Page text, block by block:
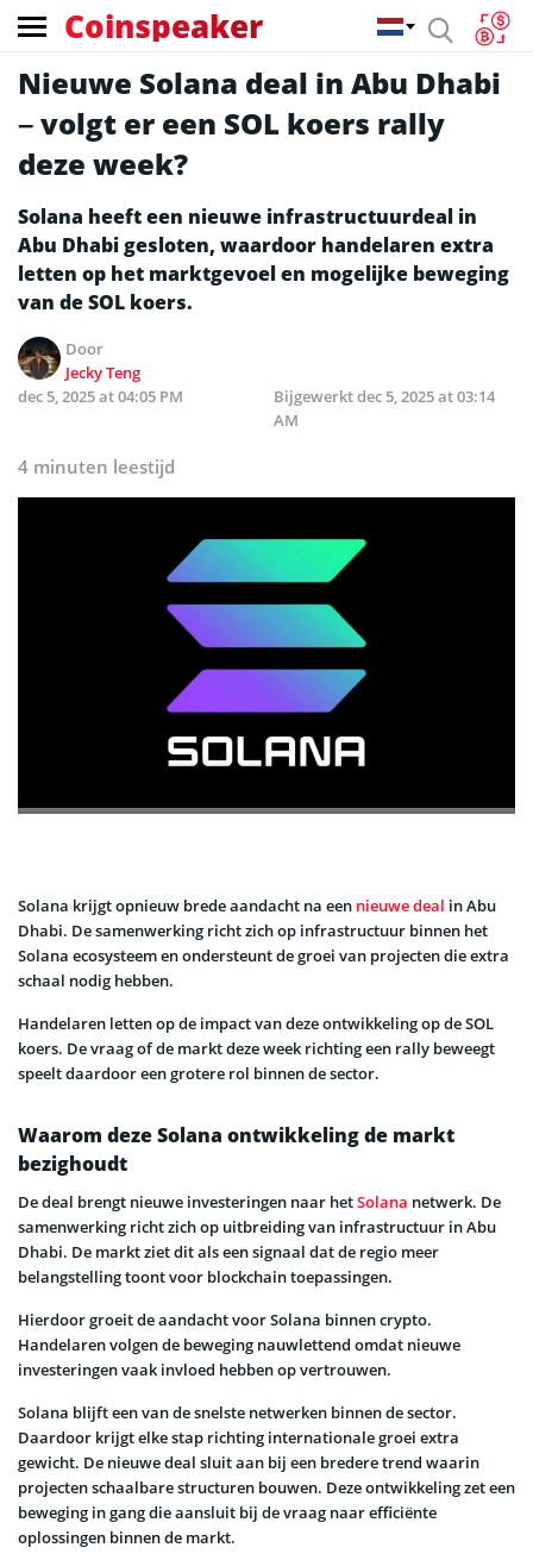
Coinspeaker
Nieuwe Solana deal in Abu Dhabi
– volgt er een SOL koers rally
deze week?
Solana heeft een nieuwe infrastructuurdeal in
Abu Dhabi gesloten, waardoor handelaren extra
letten op het marktgevoel en mogelijke beweging
van de SOL koers.
Door
Jecky Teng
dec 5, 2025 at 04:05 PM
Bijgewerktdec 5, 2025 at 03:14
AM
4 minuten leestijd
Solana krijgt opnieuw brede aandacht na een nieuwe deal in Abu
Dhabi. De samenwerking richt zich op infrastructuur binnen het
Solana ecosysteem en ondersteunt de groei van projecten die extra
schaal nodig hebben.
Handelaren letten op de impact van deze ontwikkeling op de SOL
koers. De vraag of de markt deze week richting een rally beweegt
speelt daardoor een grotere rol binnen de sector.
Waarom deze Solana ontwikkeling de markt
bezighoudt
De deal brengt nieuwe investeringen naar hetSolana netwerk. De
samenwerking richt zich op uitbreiding van infrastructuur in Abu
Dhabi. De markt ziet dit als een signaal dat de regio meer
belangstelling toont voor blockchain toepassingen.
Hierdoor groeit de aandacht voor Solana binnen crypto.
Handelaren volgen de beweging nauwlettend omdat nieuwe
investeringen vaak invloed hebben op vertrouwen.
Solana blijft een van de snelste netwerken binnen de sector.
Daardoor krijgt elke stap richting internationale groei extra
gewicht. De nieuwe deal sluit aan bij een bredere trend waarin
projecten schaalbare structuren bouwen. Deze ontwikkeling zet een
beweging in gang die aansluit bij de vraag naar efficiënte
oplossingen binnen de markt.